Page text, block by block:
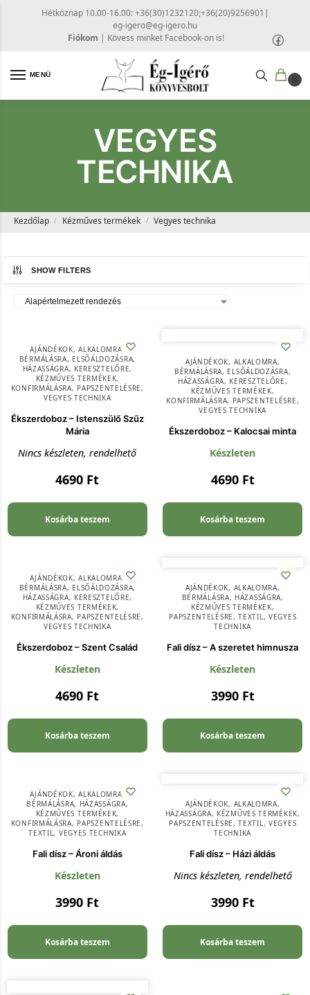
Hétköznap 10.00-16.00: +36(30)1232120;+36(20)9256901 |
eg-igero@eg-igero.hu
Fiókom | Kövess minket Facebook-on is!
MENÜ
0
VEGYES
TECHNIKA
Kezdőlap / Kézműves termékek / Vegyes technika
SHOW FILTERS
AJÁNDÉKOK,ALKALOMRA
BÉRMÁLÁSRA, ELSŐÁLDOZÁSRA,
HÁZASSÁGRA, KERESZTELŐRE,
KÉZMŰVES TERMÉKEK,
KONFIRMÁLÁSRA, PAPSZENTELÉSRE,
VEGYES TECHNIKA
Ékszerdoboz – Istenszülő Szűz
Mária
Nincs készleten, rendelhető
4690 Ft
Kosárba teszem
AJÁNDÉKOK, ALKALOMRA,
BÉRMÁLÁSRA, ELSŐÁLDOZÁSRA,
HÁZASSÁGRA, KERESZTELŐRE,
KÉZMŰVES TERMÉKEK,
KONFIRMÁLÁSRA, PAPSZENTELÉSRE,
VEGYES TECHNIKA
Ékszerdoboz – Kalocsai minta
Készleten
4690 Ft
Kosárba teszem
AJÁNDÉKOK,ALKALOMRA
BÉRMÁLÁSRA, ELSŐÁLDOZÁSRA,
HÁZASSÁGRA, KERESZTELŐRE,
KÉZMŰVES TERMÉKEK,
KONFIRMÁLÁSRA, PAPSZENTELÉSRE,
VEGYES TECHNIKA
Ékszerdoboz – Szent Család
Készleten
4690 Ft
Kosárba teszem
AJÁNDÉKOK, ALKALOMRA,
BÉRMÁLÁSRA, HÁZASSÁGRA,
KÉZMŰVES TERMÉKEK,
PAPSZENTELÉSRE,TEXTIL, VEGYES
TECHNIKA
Fali dísz – A szeretet himnusza
Készleten
3990 Ft
Kosárba teszem
AJÁNDÉKOK,ALKALOMRA
BÉRMÁLÁSRA, HÁZASSÁGRA,
KÉZMŰVES TERMÉKEK,
KONFIRMÁLÁSRA, PAPSZENTELÉSRE,
TEXTIL, VEGYES TECHNIKA
Fali dísz – Ároni áldás
Készleten
3990 Ft
Kosárba teszem
AJÁNDÉKOK, ALKALOMRA,
HÁZASSÁGRA, KÉZMŰVES TERMÉKEK,
PAPSZENTELÉSRE,TEXTIL, VEGYES
TECHNIKA
Fali dísz – Házi áldás
Nincs készleten, rendelhető
3990 Ft
Kosárba teszem